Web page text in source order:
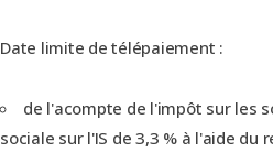
Date limite de télépaiement :
de l'acompte de l'impôt sur les
sociale sur l'IS de 3,3 % à l'aide du